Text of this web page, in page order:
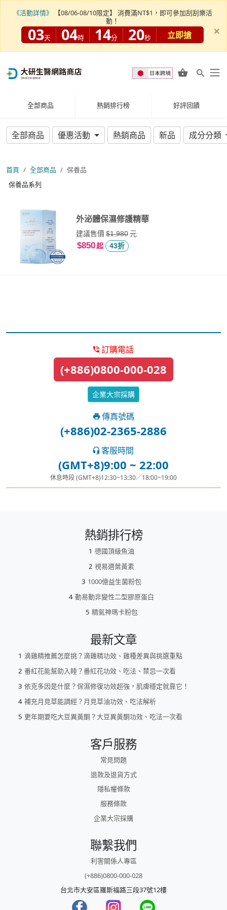
全部商品 熱銷排行榜 好評回饋
全部商品 優惠活動 熱銷商品 新品 成分分類
首頁 全部商品
保養品
保養品系列
外泌體保濕修護精華
建議售價$1,980元
$850起 43折
訂購電話
(+886)0800-000-028
企業大宗採購
傳真號碼
(+886)02-2365-2886
客服時間
(GMT+8)9:00 ~ 22:00
休息時段 (GMT+8)12:30~13:30／18:00~19:00
熱銷排行榜
德國頂級魚油
視易適葉黃素
1000億益生菌粉包
動易動非變性二型膠原蛋白
精氣神瑪卡粉包
最新文章
滴雞精推薦怎麼挑？滴雞精功效、雞種差異與挑選重點
番紅花能幫助入睡？番紅花功效、吃法、禁忌一次看
依克多因是什麼？保濕修復功效超強，肌膚穩定就靠它！
補充月見草能調經？月見草油功效、吃法解析
更年期要吃大豆異黃酮？大豆異黃酮功效、吃法一次看
客戶服務
常見問題
退款及退貨方式
隱私權條款
服務條款
企業大宗採購
聯繫我們
利害關係人專區
(+886)0800-000-028
台北市大安區羅斯福路三段37號12樓
《活動詳情》
【08/06-08/10限定】 消費滿NT$1，即可參加刮刮樂活
動！
03天 04時 14分 20秒 立即搶 ×